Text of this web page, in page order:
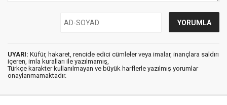
UYARI: Küfür, hakaret, rencide edici cümleler veya imalar, inançlara saldırı
içeren, imla kuralları ile yazılmamış,
Türkçe karakter kullanılmayan ve büyük harflerle yazılmış yorumlar
onaylanmamaktadır.